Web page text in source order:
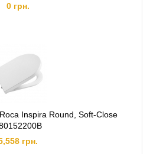
0 грн.
Inspira Round, Soft-Close
грн.